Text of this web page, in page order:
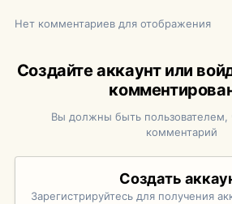
Нет комментариев для отображения
Создайте аккаунт или
Вы должны быть пользователем,
комментарий
Создать
Зарегистрируйтесь для получения